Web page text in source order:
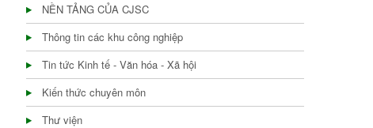
NỀN TẢNG CỦA CJSC
Thông tin các khu công nghiệp
Tin tức Kinh tế - Văn hóa - Xã hội
Kiến thức chuyên môn
Thư viện